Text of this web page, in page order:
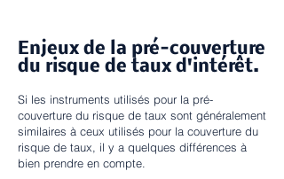
Enjeux de la pré-couverture
du risque de taux d'intérêt.
Si les instruments utilisés pour la pré-
couverture du risque de taux sont généralement
similaires à ceux utilisés pour la couverture du
risque de taux, il y a quelques différences à
bien prendre en compte.